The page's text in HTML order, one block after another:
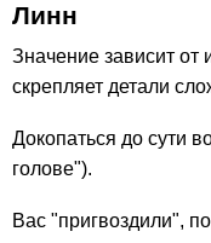
Линн
Значение зависит от
скрепляет детали
Докопаться до сути
голове").
Вас "пригвоздили",